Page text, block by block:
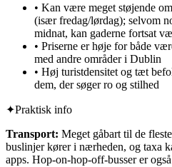
• Kan være meget støjende
(især fredag/lørdag); selvom
midnat, kan gaderne fortsat
• Priserne er høje for både
med andre områder i Dublin
• Høj turistdensitet og tæt
dem, der søger ro og stilhed
✦Praktisk info
Transport: Meget gåbart til de
buslinjer kører i nærheden, og taxa
apps. Hop-on-hop-off-busser er